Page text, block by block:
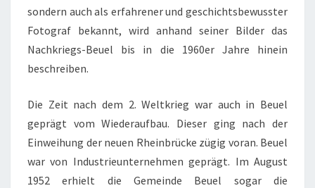
L
D
E
R
U
sondern auch als erfahrener und geschichtsbewusster
Fotograf bekannt, wird anhand seiner Bilder das
Nachkriegs-Beuel bis in die 1960er Jahre hinein
beschreiben.
Die Zeit nach dem 2. Weltkrieg war auch in Beuel
geprägt vom Wiederaufbau. Dieser ging nach der
Einweihung der neuen Rheinbrücke zügig voran. Beuel
war von Industrieunternehmen geprägt. Im August
1952 erhielt die Gemeinde Beuel sogar die